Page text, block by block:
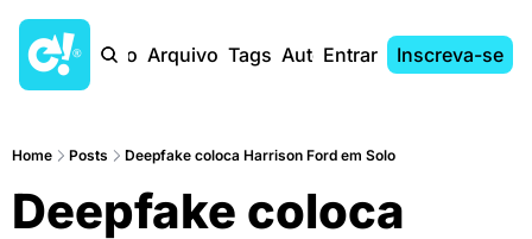
Início Arquivo Tags AutoresEntrar Inscreva-se
Home Posts Deepfake coloca Harrison Ford em Solo
Deepfake coloca